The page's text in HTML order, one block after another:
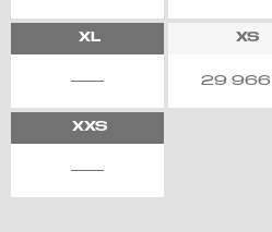
XL XS
29 966
XXS